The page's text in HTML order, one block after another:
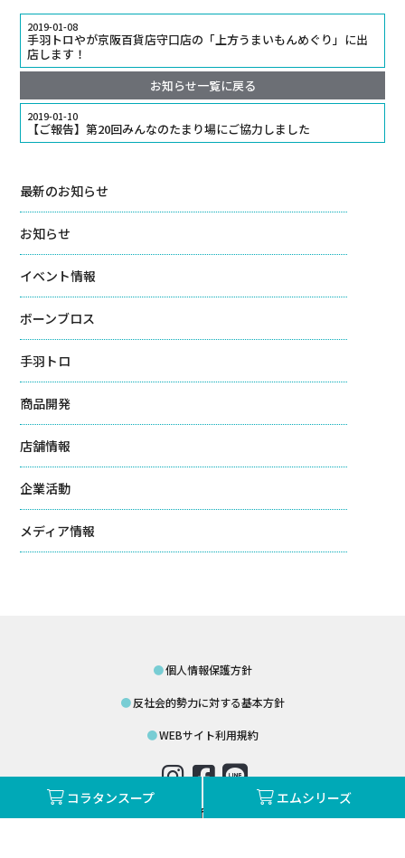
最新のお知らせ
お知らせ
イベント情報
ボーンブロス
手羽トロ
商品開発
店舗情報
企業活動
メディア情報
2019-01-08
手羽トロやが京阪百貨店守口店の「上方うまいもんめぐり」に出
店します！
お知らせ一覧に戻る
2019-01-10
【ご報告】第20回みんなのたまり場にご協力しました
個人情報保護方針
反社会的勢力に対する基本方針
WEBサイト利用規約
©mother-foods.co.jp
コラタンスープ エムシリーズ